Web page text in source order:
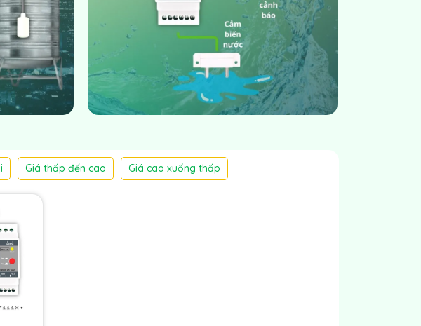
Giá thấp đến cao Giá cao xuống thấp